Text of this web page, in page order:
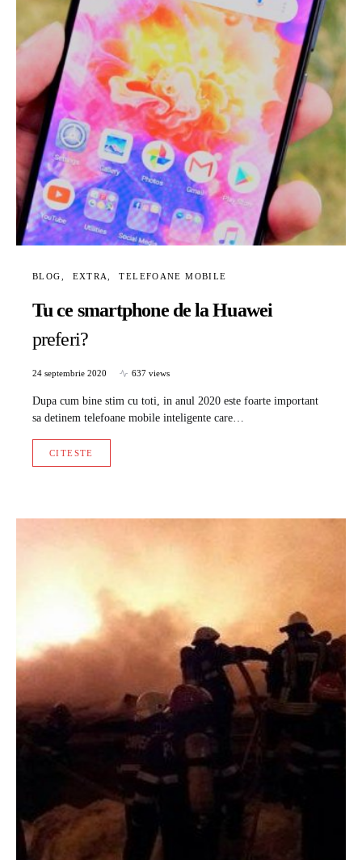
BLOG EXTRA TELEFOANE MOBILE
Tu ce smartphone de la Huawei
preferi?
24 septembrie 2020 637 views
Dupa cum bine stim cu toti, in anul 2020 este foarte important
sa detinem telefoane mobile inteligente care…
CITESTE